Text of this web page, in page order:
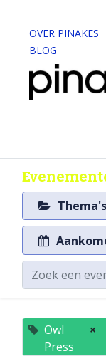
OVER PINAKES
BLOG
Thema's
Owl
Press
×